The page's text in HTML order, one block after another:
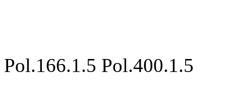
Pol.166.1.5 Pol.400.1.5